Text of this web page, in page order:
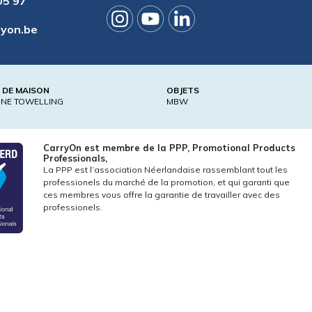
DE MAISON
TOWELLING
OBJETS
MBW
CarryOn est membre de la PPP, Promotional Products
Professionals,
La PPP est l’association Néerlandaise rassemblant tout les
professionels du marché de la promotion, et qui garanti que
ces membres vous offre la garantie de travailler avec des
professionels.